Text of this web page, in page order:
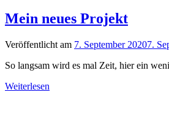
Mein neues Projekt
Veröffentlicht am 7. September 20207.
So langsam wird es mal Zeit, hier ein
Weiterlesen